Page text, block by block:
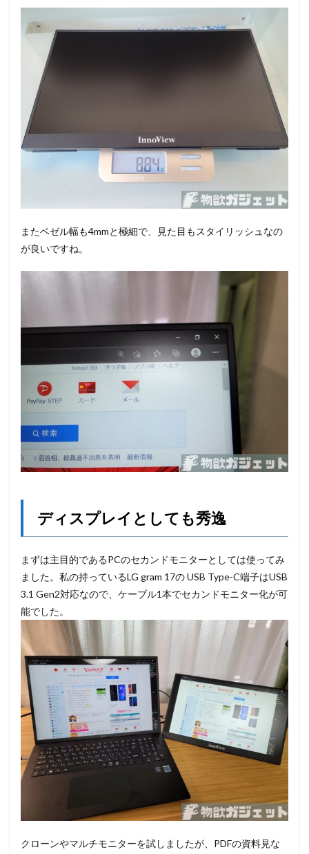
またベゼル幅も4mmと極細で、見た目もスタイリッシュなの
が良いですね。
ディスプレイとしても秀逸
まずは主目的であるPCのセカンドモニターとしては使ってみ
ました。私の持っているLG gram 17の USB Type-C端子はUSB
3.1 Gen2対応なので、ケーブル1本でセカンドモニター化が可
能でした。
クローンやマルチモニターを試しましたが、PDFの資料見な